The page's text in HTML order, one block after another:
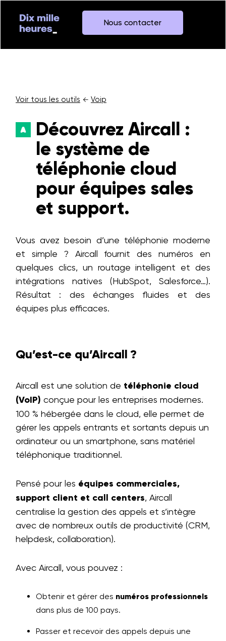
Nous contacter
Voir tous les outils ← Voip
Découvrez Aircall :
le système de
téléphonie cloud
pour équipes sales
et support.
Vous avez besoin d’une téléphonie moderne
et simple ? Aircall fournit des numéros en
quelques clics, un routage intelligent et des
intégrations natives (HubSpot, Salesforce…).
Résultat : des échanges fluides et des
équipes plus efficaces.
Qu’est-ce qu’Aircall ?
Aircall est une solution de téléphonie cloud
(VoIP) conçue pour les entreprises modernes.
100 % hébergée dans le cloud, elle permet de
gérer les appels entrants et sortants depuis un
ordinateur ou un smartphone, sans matériel
téléphonique traditionnel.
Pensé pour les équipes commerciales,
support client et call centers, Aircall
centralise la gestion des appels et s’intègre
avec de nombreux outils de productivité (CRM,
helpdesk, collaboration).
Avec Aircall, vous pouvez :
Obtenir et gérer des numéros professionnels
dans plus de 100 pays.
Passer et recevoir des appels depuis une